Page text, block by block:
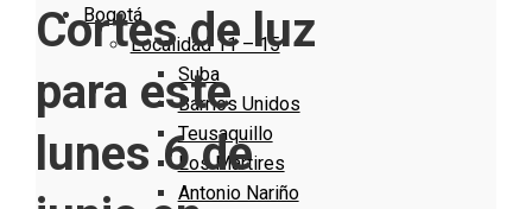
Bogotá
Localidad 11 – 15
Suba
Barrios Unidos
Teusaquillo
Los Mártires
Antonio Nariño
Cortes de luz
para este
lunes 6 de